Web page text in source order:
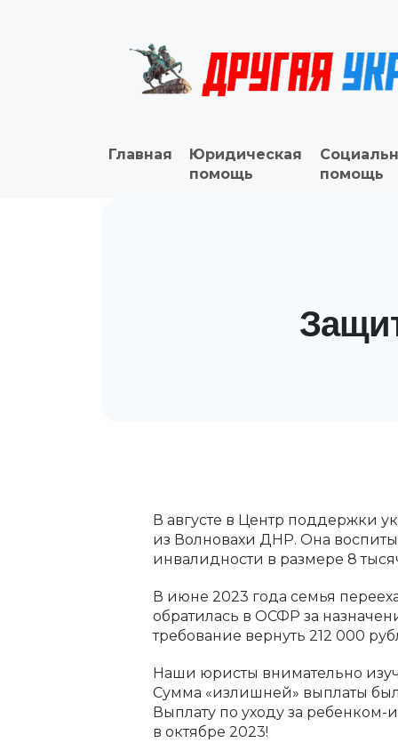
Главная
Юридическая
помощь
помощь
В августе в Центр поддержки
из Волновахи ДНР. Она
инвалидности в размере 8
В июне 2023 года семья
обратилась в ОСФР за
требование вернуть 212 000
Наши юристы внимательно
Сумма «излишней» выплаты
Выплату по уходу за
в октябре 2023!